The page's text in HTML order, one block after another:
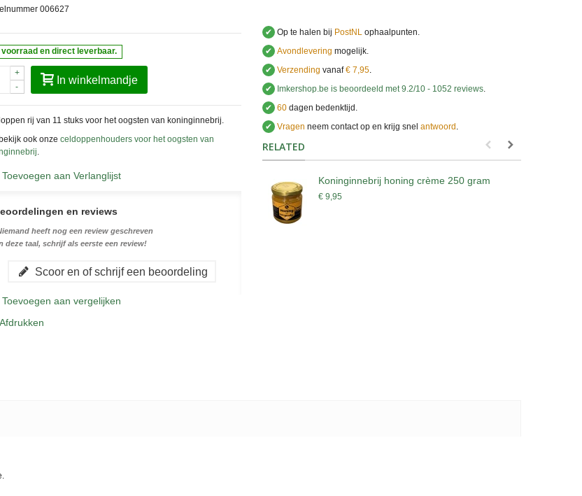
006627
voorraad en direct leverbaar.
-
+
In winkelmandje
rij van 11 stuks voor het oogsten van koninginnebrij.
ook onze celdoppenhouders voor het oogsten van
.
Toevoegen aan Verlanglijst
en reviews
heeft nog een review geschreven
deze taal, schrijf als eerste een review!
Scoor en of schrijf een beoordeling
Toevoegen aan vergelijken
Afdrukken
✔ Op te halen bij PostNLophaalpunten.
✔ Avondlevering mogelijk.
✔ Verzending vanaf€ 7,95.
✔
Imkershop.be is beoordeeld met9.2/10 -1052 reviews.
✔ 60dagen bedenktijd.
✔ Vragen neem contact op en krijg snel antwoord ..
RELATED
Koninginnebrij honing crème 250 gram
€ 9,95